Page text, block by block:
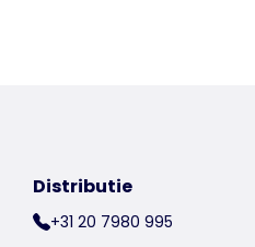
Distributie
+31 20 7980 995